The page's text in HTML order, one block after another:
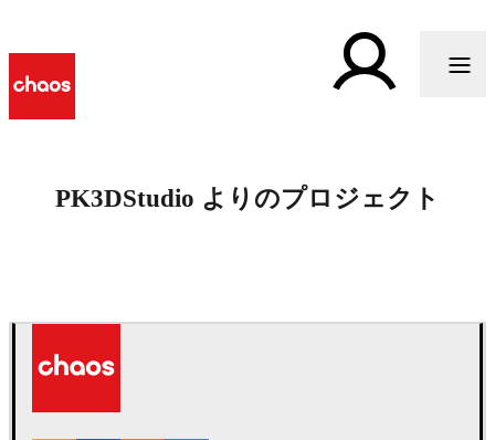
PK3DStudio よりのプロジェクト